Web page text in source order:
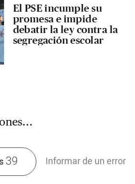
El PSE incumple su
promesa e impide
debatir la ley contra la
segregación escolar
39 Informar de un error